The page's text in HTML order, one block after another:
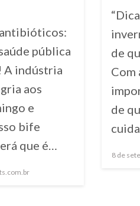
pública
A indústria
aos
e
bife
que é…
de
Com
de
Posted
8 de